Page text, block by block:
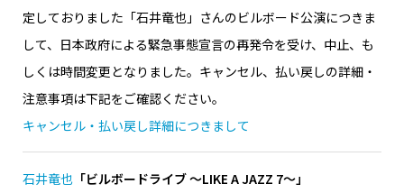
定しておりました「石井竜也」さんのビルボード公演につきま
して、日本政府による緊急事態宣言の再発令を受け、中止、も
しくは時間変更となりました。キャンセル、払い戻しの詳細・
注意事項は下記をご確認ください。
キャンセル・払い戻し詳細につきまして
石井竜也「ビルボードライブ ～LIKE A JAZZ 7～」